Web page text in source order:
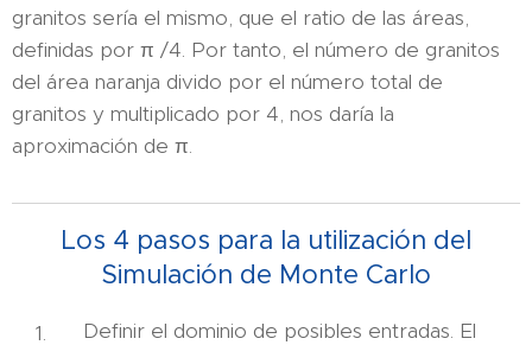
granitos sería el mismo, que el ratio de las áreas,
definidas por π /4. Por tanto, el número de granitos
del área naranja divido por el número total de
granitos y multiplicado por 4, nos daría la
aproximación de π.
Los 4 pasos para la utilización del
Simulación de Monte Carlo
Definir el dominio de posibles entradas. El